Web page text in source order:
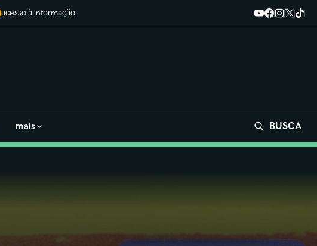
acesso à informação
mais BUSCA